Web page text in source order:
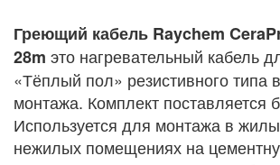
Греющий кабель Raychem
28m это нагревательный кабель
«Тёплый пол» резистивного типа
монтажа. Комплект поставляется
Используется для монтажа в
нежилых помещениях на